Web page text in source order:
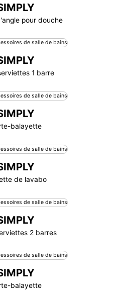
pour douche
1 barre
balayette
de lavabo
2 barres
balayette